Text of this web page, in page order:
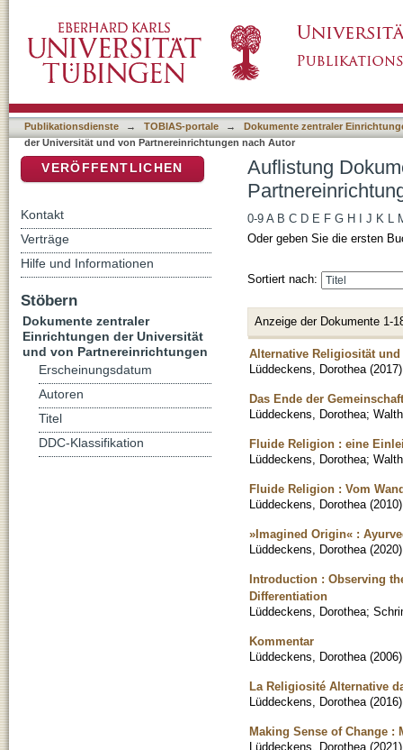
Autor "Lüddeckens, Dorothea"
Publikationsdienste → TOBIAS-portale →
Dokumente zentraler
der Universität und von Partnereinrichtungen nach Autor
Auflistung
0-9 A B C D E F G H J K L
Oder geben Sie die ersten
Sortiert nach:
Anzeige der Dokumente 1-
Alternative Religiosität
Lüddeckens, Dorothea (2017)
Das Ende der
Lüddeckens, Dorothea;
Fluide Religion : eine
Lüddeckens, Dorothea;
Fluide Religion : Vom
Lüddeckens, Dorothea (2010)
»Imagined Origin« :
Lüddeckens, Dorothea (2020)
Introduction : Observing
Differentiation
Lüddeckens, Dorothea;
Kommentar
Lüddeckens, Dorothea (2006)
La Religiosité Alternative
Lüddeckens, Dorothea (2016)
Making Sense of Change
Lüddeckens, Dorothea (2021)
VERÖFFENTLICHEN
Kontakt
Verträge
Hilfe und Informationen
Stöbern
Dokumente zentraler
Einrichtungen der Universität
und von Partnereinrichtungen
Erscheinungsdatum
Autoren
Titel
DDC-Klassifikation